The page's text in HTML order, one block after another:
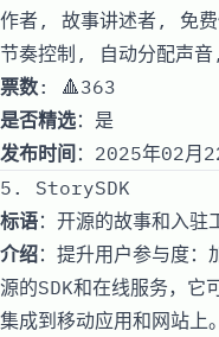
作者, 故事讲述者, 免
节奏控制, 自动分配声
票数: 🔺363
是否精选：是
发布时间 ：2025年02月
5. StorySDK
标语：开源的故事和入驻
介绍：提升用户参与度：
源的SDK和在线服务，它
集成到移动应用和网站上。